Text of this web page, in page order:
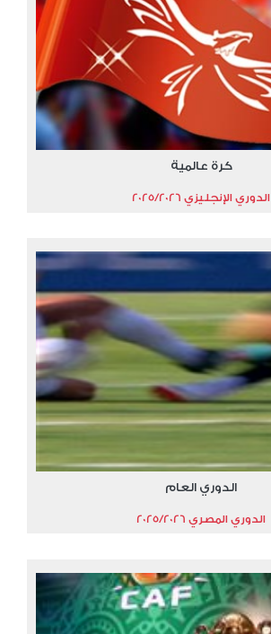
كرة عالمية
الدوري الإنجليزي 2025/2026
الدوري العام
الدوري المصري 2025/2026